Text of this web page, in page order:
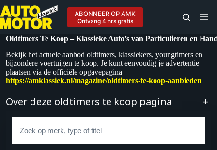
Ga
naar
de
inhoud
ABONNEER OP AMK
Ontvang 4 nrs gratis
Oldtimers Te Koop – Klassieke Auto’s van Particulieren en
Bekijk het actuele aanbod oldtimers, klassiekers, youngtimers en
bijzondere voertuigen te koop. Je kunt eenvoudig je advertentie
plaatsen via de officiële opgavepagina
https://amklassiek.nl/magazine/oldtimers-te-koop-aanbieden
Over deze oldtimers te koop pagina +